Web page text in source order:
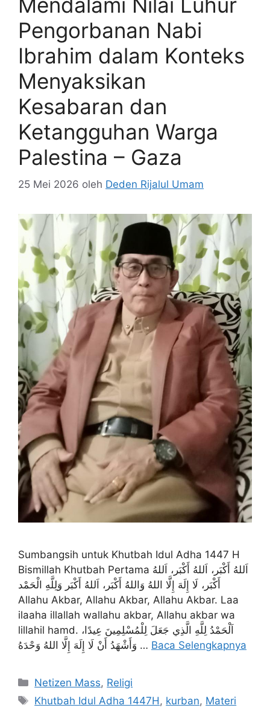
Mendalami Nilai Luhur
Pengorbanan Nabi
Ibrahim dalam Konteks
Menyaksikan
Kesabaran dan
Ketangguhan Warga
Palestina – Gaza
25 Mei 2026 oleh Deden Rijalul Umam
Sumbangsih untuk Khutbah Idul Adha 1447 H
Bismillah Khutbah Pertama اَللهُ أَكْبَر، اَللهُ أَكْبَر، اَللهُ
أَكْبَر، لَا إِلَهَ إِلَّا اللهُ وَاللهُ أَكْبَر، اَللهُ أَكْبَر وَلِلَّهِ الْحَمْد
Allahu Akbar, Allahu Akbar, Allahu Akbar. Laa
ilaaha illallah wallahu akbar, Allahu akbar wa
lillahil hamd. اَلْحَمْدُ لِلَّهِ الَّذِي جَعَلَ لِلْمُسْلِمِينَ عِيدًا،
وَأَشْهَدُ أَنْ لَا إِلَهَ إِلَّا اللهُ وَحْدَهُ … Baca Selengkapnya
Kategori
Netizen Mass, Religi
Tag
Khutbah Idul Adha 1447H , kurban, Materi